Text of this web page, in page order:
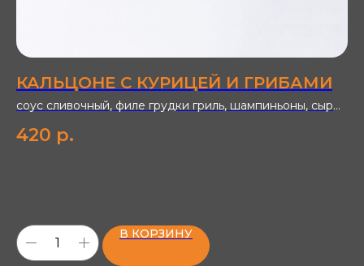
КАЛЬЦОНЕ С КУРИЦЕЙ И ГРИБАМИ
соус сливочный, филе грудки гриль, шампиньоны, сыр
420 р.
В КОРЗИНУ